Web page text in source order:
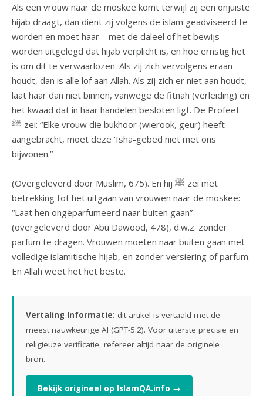
Als een vrouw naar de moskee komt terwijl zij een onjuiste
hijab draagt, dan dient zij volgens de islam geadviseerd te
worden en moet haar – met de daleel of het bewijs –
worden uitgelegd dat hijab verplicht is, en hoe ernstig het
is om dit te verwaarlozen. Als zij zich vervolgens eraan
houdt, dan is alle lof aan Allah. Als zij zich er niet aan houdt,
laat haar dan niet binnen, vanwege de fitnah (verleiding) en
het kwaad dat in haar handelen besloten ligt. De Profeet
ﷺ zei: “Elke vrouw die bukhoor (wierook, geur) heeft
aangebracht, moet deze ‘Isha-gebed niet met ons
bijwonen.”
(Overgeleverd door Muslim, 675). En hij ﷺ zei met
betrekking tot het uitgaan van vrouwen naar de moskee:
“Laat hen ongeparfumeerd naar buiten gaan”
(overgeleverd door Abu Dawood, 478), d.w.z. zonder
parfum te dragen. Vrouwen moeten naar buiten gaan met
volledige islamitische hijab, en zonder versiering of parfum.
En Allah weet het het beste.
Vertaling Informatie: dit artikel is vertaald met de
meest nauwkeurige AI (GPT-5.2). Voor uiterste precisie en
religieuze verificatie, refereer altijd naar de originele
bron.
Bekijk origineel op IslamQA.info →